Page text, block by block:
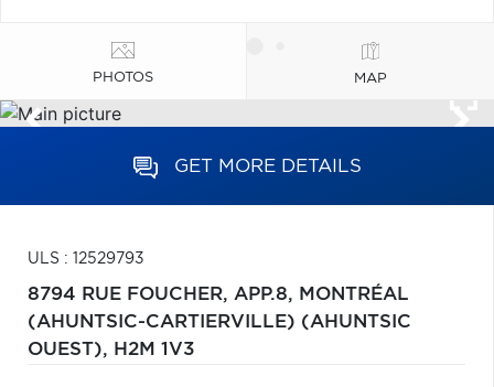
PHOTOS MAP
GET MORE DETAILS
ULS : 12529793
8794 RUE FOUCHER, APP.8, MONTRÉAL
(AHUNTSIC-CARTIERVILLE) (AHUNTSIC
OUEST), H2M 1V3